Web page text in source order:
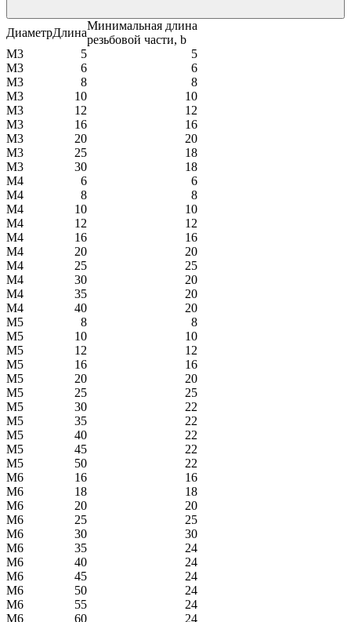
ДиаметрДлина
Минимальная длина
резьбовой части, b
М3
5
5
М3
6
6
М3
8
8
М3
10
10
М3
12
12
М3
16
16
М3
20
20
М3
25
18
М3
30
18
М4
6
6
М4
8
8
М4
10
10
М4
12
12
М4
16
16
М4
20
20
М4
25
25
М4
30
20
М4
35
20
М4
40
20
М5
8
8
М5
10
10
М5
12
12
М5
16
16
М5
20
20
М5
25
25
М5
30
22
М5
35
22
М5
40
22
М5
45
22
М5
50
22
М6
16
16
М6
18
18
М6
20
20
М6
25
25
М6
30
30
М6
35
24
М6
40
24
М6
45
24
М6
50
24
М6
55
24
М6
60
24